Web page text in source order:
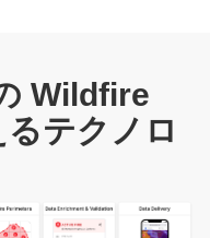
Wildfire
テクノロ